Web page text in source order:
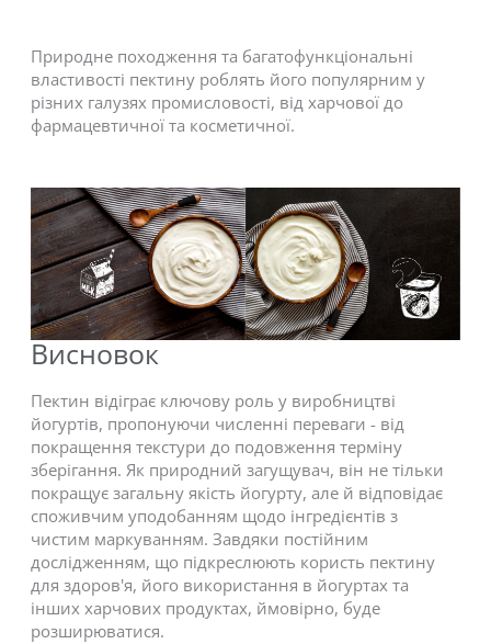
Природне походження та багатофункціональні
властивості пектину роблять його популярним у
різних галузях промисловості, від харчової до
фармацевтичної та косметичної.
Висновок
Пектин відіграє ключову роль у виробництві
йогуртів, пропонуючи численні переваги - від
покращення текстури до подовження терміну
зберігання. Як природний загущувач, він не тільки
покращує загальну якість йогурту, але й відповідає
споживчим уподобанням щодо інгредієнтів з
чистим маркуванням. Завдяки постійним
дослідженням, що підкреслюють користь пектину
для здоров'я, його використання в йогуртах та
інших харчових продуктах, ймовірно, буде
розширюватися.